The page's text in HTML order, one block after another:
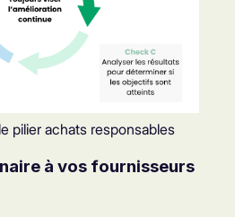
pilier achats responsables
à vos fournisseurs